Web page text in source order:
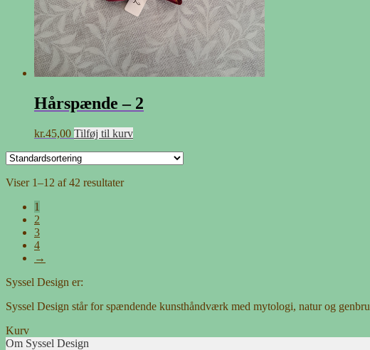
Hårspænde – 2
kr.45,00 Tilføj til kurv
Viser 1–12 af 42 resultater
1
2
3
4
→
Syssel Design er:
Syssel Design står for spændende kunsthåndværk med mytologi, natur og
Kurv
Om Syssel Design